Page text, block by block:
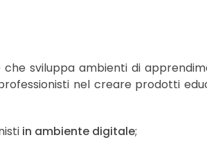
sviluppa ambienti di
nel creare prodotti
in ambiente digitale;